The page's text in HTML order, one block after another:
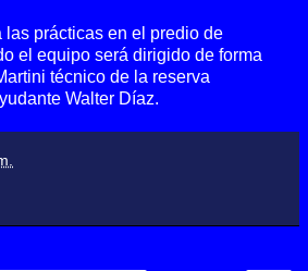
las prácticas en el predio de
el equipo será dirigido de forma
técnico de la reserva
Walter Díaz.